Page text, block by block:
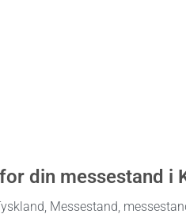
din messestand i
, Messestand,